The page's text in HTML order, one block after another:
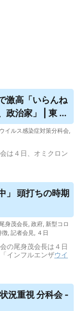
激高「いらんね
政治家」 | 東 ...
イルス感染症対策分科会,
は４日、オミクロン
」 頭打ちの時期
尾身茂会長, 政府, 新型コロ
徴, 記者会見, ４日
の尾身茂会長は４日
インフルエンザウイ
況重視 分科会 -